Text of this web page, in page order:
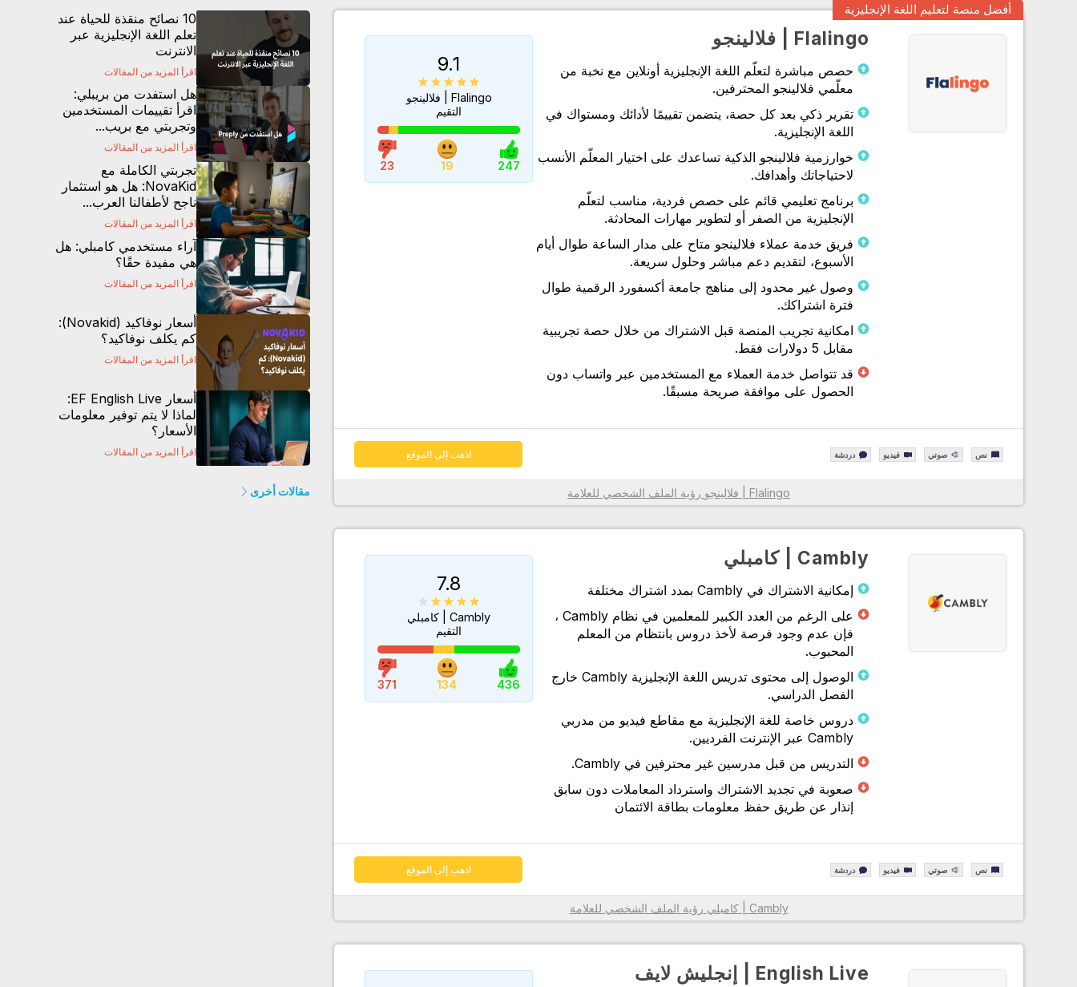
أفضل منصة لتعليم اللغة الإنجليزية
Flalingo | فلالينجو
حصص مباشرة لتعلّم اللغة الإنجليزية أونلاين مع نخبة من
معلّمي فلالينجو المحترفين.
تقرير ذكي بعد كل حصة، يتضمن تقييمًا لأدائك ومستواك في
اللغة الإنجليزية.
خوارزمية فلالينجو الذكية تساعدك على اختيار المعلّم الأنسب
لاحتياجاتك وأهدافك.
برنامج تعليمي قائم على حصص فردية، مناسب لتعلّم
الإنجليزية من الصفر أو لتطوير مهارات المحادثة.
فريق خدمة عملاء فلالينجو متاح على مدار الساعة طوال أيام
الأسبوع، لتقديم دعم مباشر وحلول سريعة.
وصول غير محدود إلى مناهج جامعة أكسفورد الرقمية طوال
فترة اشتراكك.
امكانية تجريب المنصة قبل الاشتراك من خلال حصة تجريبية
مقابل 5 دولارات فقط.
قد تتواصل خدمة العملاء مع المستخدمين عبر واتساب دون
الحصول على موافقة صريحة مسبقًا.
9.1
Flalingo | فلالينجو
التقيم
247
19
23
نص صوتي فيديو دردشة اذهب إلى الموقع
بفضل خوارزمية Flalingo | فلالينجو الذكية لاختيار المعلم، والتي تحدد
الأنسب لك من بين أكثر من 1600 مدرس لغة إنجليزية محترف، فقد
مع نظام الدورة المصمم لك لممارسة التحدث أو تعلم اللغة الإنجليزية
بشكل منهجي، فقد زادوا من كفاءة التعلم من خلال تسهيل متابعة الدرس
من خلال توفير وصول غير محدود إلى محتوى مطبعة جامعة أكسفورد،
فقد دعموا نظامهم الأساسي بمواد احترافية مكتوبة ومسموعة ومرئية
بفضل خدمة العملاء الخاصة بهم، والتي توفر دعمًا على مدار الساعة
طوال أيام الأسبوع عبر الهاتف وWhatsApp ونظام الدردشة الحية،
Flalingo | فلالينجو رؤية الملف الشخصي للعلامة
Cambly | كامبلي
إمكانية الاشتراك في Cambly بمدد اشتراك مختلفة
على الرغم من العدد الكبير للمعلمين في نظام Cambly ،
فإن عدم وجود فرصة لأخذ دروس بانتظام من المعلم
المحبوب.
الوصول إلى محتوى تدريس اللغة الإنجليزية Cambly خارج
الفصل الدراسي.
دروس خاصة للغة الإنجليزية مع مقاطع فيديو من مدربي
Cambly عبر الإنترنت الفرديين.
التدريس من قبل مدرسين غير محترفين في Cambly.
صعوبة في تجديد الاشتراك واسترداد المعاملات دون سابق
إنذار عن طريق حفظ معلومات بطاقة الائتمان
7.8
Cambly | كامبلي
التقيم
436
134
371
نص صوتي فيديو دردشة اذهب إلى الموقع
Cambly | كامبلي رؤية الملف الشخصي للعلامة
English Live | إنجليش لايف
10 نصائح منقذة للحياة عند
تعلم اللغة الإنجليزية عبر
الانترنت
اقرأ المزيد من المقالات
هل استفدت من بريبلي:
اقرأ تقييمات المستخدمين
وتجربتي مع بريب...
اقرأ المزيد من المقالات
تجربتي الكاملة مع
NovaKid: هل هو استثمار
ناجح لأطفالنا العرب...
اقرأ المزيد من المقالات
آراء مستخدمي كامبلي: هل
هي مفيدة حقًا؟
اقرأ المزيد من المقالات
أسعار نوفاكيد (Novakid):
كم يكلف نوفاكيد؟
اقرأ المزيد من المقالات
أسعار EF English Live:
لماذا لا يتم توفير معلومات
الأسعار؟
اقرأ المزيد من المقالات
مقالات أخرى